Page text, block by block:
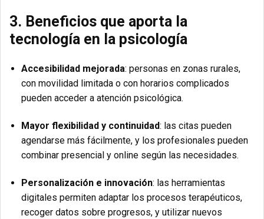
3. Beneficios que aporta la
tecnología en la psicología
Accesibilidad mejorada: personas en zonas rurales,
con movilidad limitada o con horarios complicados
pueden acceder a atención psicológica.
Mayor flexibilidad y continuidad: las citas pueden
agendarse más fácilmente, y los profesionales pueden
combinar presencial y online según las necesidades.
Personalización e innovación: las herramientas
digitales permiten adaptar los procesos terapéuticos,
recoger datos sobre progresos, y utilizar nuevos